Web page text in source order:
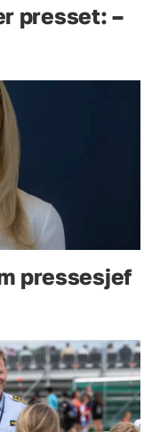
presset: –
pressesjef